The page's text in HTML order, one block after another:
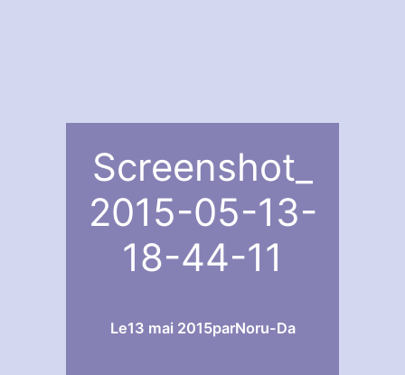
Screenshot_
2015-05-13-
18-44-11
Le13 mai 2015parNoru-Da